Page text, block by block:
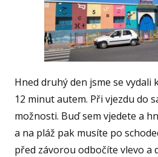
Hned druhý den jsme se vydali
12 minut autem. Při vjezdu do
možnosti. Buď sem vjedete a
a na pláž pak musíte po
před závorou odbočíte vlevo a